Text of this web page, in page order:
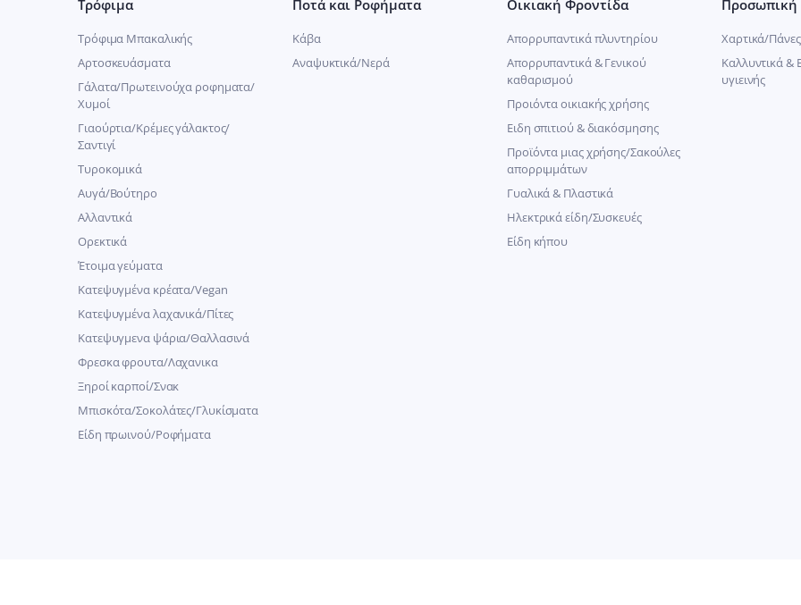
Τρόφιμα
Τρόφιμα Μπακαλικής
Αρτοσκευάσματα
Γάλατα/Πρωτεινούχα ροφηματα/
Χυμοί
Γιαούρτια/Κρέμες γάλακτος/
Σαντιγί
Τυροκομικά
Αυγά/Βούτηρο
Αλλαντικά
Ορεκτικά
Έτοιμα γεύματα
Κατεψυγμένα κρέατα/Vegan
Kατεψυγμένα λαχανικά/Πίτες
Κατεψυγμενα ψάρια/Θαλλασινά
Φρεσκα φρουτα/Λαχανικα
Ξηροί καρποί/Σνακ
Μπισκότα/Σοκολάτες/Γλυκίσματα
Είδη πρωινού/Ροφήματα
Ποτά και Ροφήματα
Κάβα
Αναψυκτικά/Νερά
Οικιακή Φροντίδα
Απορρυπαντικά πλυντηρίου
Απορρυπαντικά & Γενικού
καθαρισμού
Προιόντα οικιακής χρήσης
Ειδη σπιτιού & διακόσμησης
Προϊόντα μιας χρήσης/Σακούλες
απορριμμάτων
Γυαλικά & Πλαστικά
Ηλεκτρικά είδη/Συσκευές
Είδη κήπου
Προσωπική
Χαρτικά/
Καλλυντικά &
υγιεινής